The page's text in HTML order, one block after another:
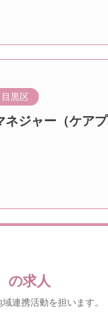
目黒区
ネジャー（ケアプ
の求人
連携活動を担います。